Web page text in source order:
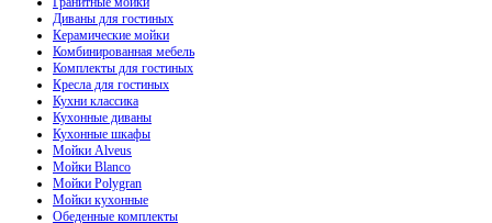
Диваны для гостиных
Керамические мойки
Комбинированная мебель
Комплекты для гостиных
Кресла для гостиных
Кухни классика
Кухонные диваны
Кухонные шкафы
Мойки Alveus
Мойки Blanco
Мойки Polygran
Мойки кухонные
Обеденные комплекты